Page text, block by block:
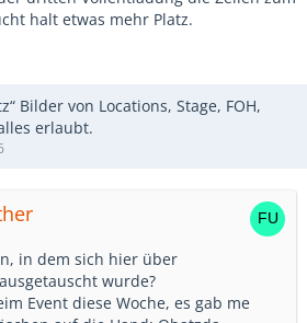
halt etwas mehr Platz.
Bilder von Locations, Stage, FOH,
erlaubt.
in dem sich hier über
wurde?
Event diese Woche, es gab me